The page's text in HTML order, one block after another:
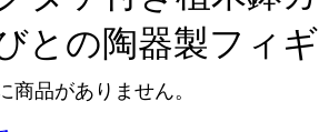
商品がありません。
との陶器製フィギ